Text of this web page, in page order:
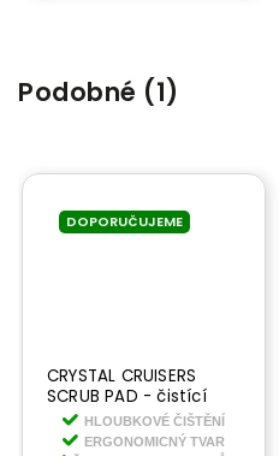
Podobné (1)
DOPORUČUJEME
CRYSTAL CRUISERS
SCRUB PAD - čistící
houbička
HLOUBKOVÉ ČIŠTĚNÍ
ERGONOMICNÝ TVAR